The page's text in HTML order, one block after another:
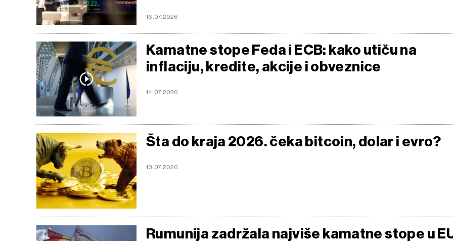
16.07.2026
Kamatne stope Feda i ECB: kako utiču na
inflaciju, kredite, akcije i obveznice
14.07.2026
Šta do kraja 2026. čeka bitcoin, dolar i evro?
13.07.2026
Rumunija zadržala najviše kamatne stope u